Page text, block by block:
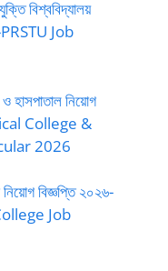
বিশ্ববিদ্যালয়
PRSTU Job
নিয়োগ
College &
2026
বিজ্ঞপ্তি ২০২৬-
Job